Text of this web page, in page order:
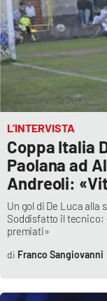
APP
Android
Apple
L’INTERVISTA
Coppa Italia
Paolana ad
Andreoli:
Un gol di De Luca alla
Soddisfatto il tecnico:
premiati»
Franco Sangiovanni